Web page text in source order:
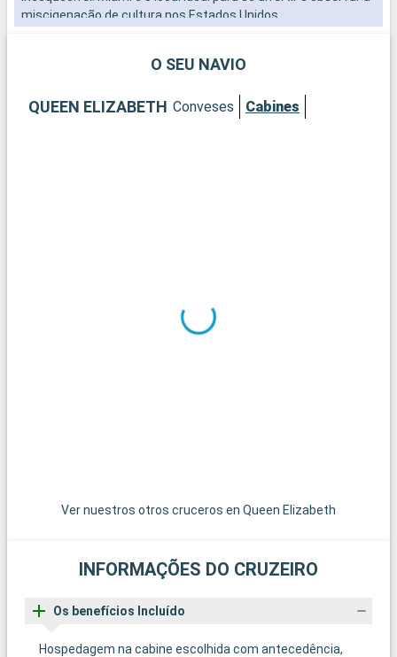
miscigenação de cultura nos Estados Unidos.
O SEU NAVIO
QUEEN ELIZABETH Conveses Cabines
Ver nuestros otros cruceros en Queen Elizabeth
INFORMAÇÕES DO CRUZEIRO
Os benefícios Incluído
Hospedagem na cabine escolhida com antecedência,